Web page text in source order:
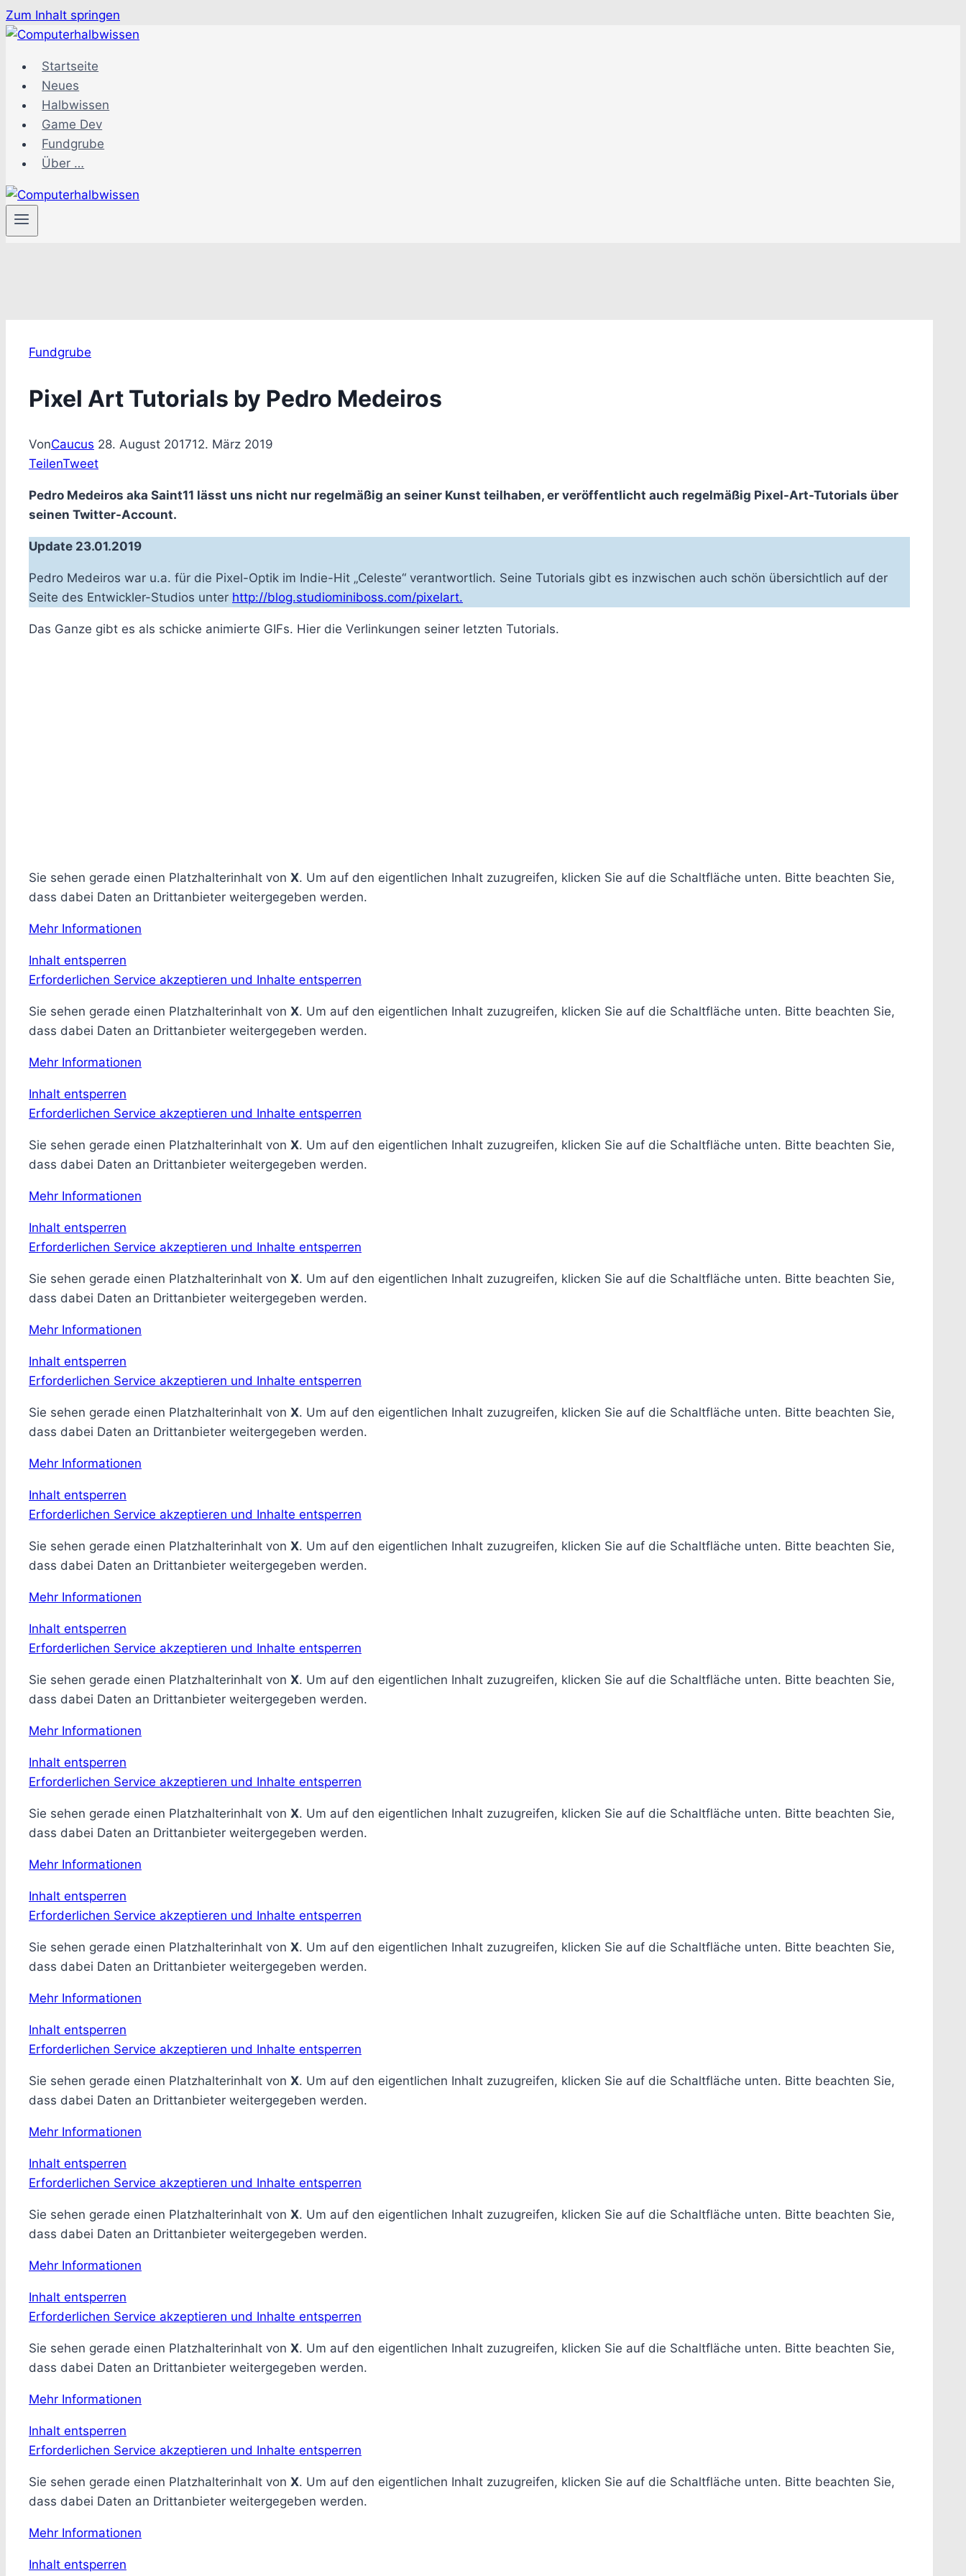
Zum Inhalt springen
Startseite
Neues
Halbwissen
Game Dev
Fundgrube
Über …
Fundgrube
Pixel Art Tutorials by Pedro Medeiros
VonCaucus 28. August 201712. März 2019
TeilenTweet
Pedro Medeiros aka Saint11 lässt uns nicht nur regelmäßig an seiner Kunst teilhaben, er veröffentlicht auch regelmäßig Pixel-Art-Tutorials über
seinen Twitter-Account.
Update 23.01.2019
Pedro Medeiros war u.a. für die Pixel-Optik im Indie-Hit „Celeste“ verantwortlich. Seine Tutorials gibt es inzwischen auch schön übersichtlich auf der
Seite des Entwickler-Studios unter http://blog.studiominiboss.com/pixelart.
Das Ganze gibt es als schicke animierte GIFs. Hier die Verlinkungen seiner letzten Tutorials.
Sie sehen gerade einen Platzhalterinhalt von X. Um auf den eigentlichen Inhalt zuzugreifen, klicken Sie auf die Schaltfläche unten. Bitte beachten Sie,
dass dabei Daten an Drittanbieter weitergegeben werden.
Mehr Informationen
Inhalt entsperren
Erforderlichen Service akzeptieren und Inhalte entsperren
Sie sehen gerade einen Platzhalterinhalt von X. Um auf den eigentlichen Inhalt zuzugreifen, klicken Sie auf die Schaltfläche unten. Bitte beachten Sie,
dass dabei Daten an Drittanbieter weitergegeben werden.
Mehr Informationen
Inhalt entsperren
Erforderlichen Service akzeptieren und Inhalte entsperren
Sie sehen gerade einen Platzhalterinhalt von X. Um auf den eigentlichen Inhalt zuzugreifen, klicken Sie auf die Schaltfläche unten. Bitte beachten Sie,
dass dabei Daten an Drittanbieter weitergegeben werden.
Mehr Informationen
Inhalt entsperren
Erforderlichen Service akzeptieren und Inhalte entsperren
Sie sehen gerade einen Platzhalterinhalt von X. Um auf den eigentlichen Inhalt zuzugreifen, klicken Sie auf die Schaltfläche unten. Bitte beachten Sie,
dass dabei Daten an Drittanbieter weitergegeben werden.
Mehr Informationen
Inhalt entsperren
Erforderlichen Service akzeptieren und Inhalte entsperren
Sie sehen gerade einen Platzhalterinhalt von X. Um auf den eigentlichen Inhalt zuzugreifen, klicken Sie auf die Schaltfläche unten. Bitte beachten Sie,
dass dabei Daten an Drittanbieter weitergegeben werden.
Mehr Informationen
Inhalt entsperren
Erforderlichen Service akzeptieren und Inhalte entsperren
Sie sehen gerade einen Platzhalterinhalt von X. Um auf den eigentlichen Inhalt zuzugreifen, klicken Sie auf die Schaltfläche unten. Bitte beachten Sie,
dass dabei Daten an Drittanbieter weitergegeben werden.
Mehr Informationen
Inhalt entsperren
Erforderlichen Service akzeptieren und Inhalte entsperren
Sie sehen gerade einen Platzhalterinhalt von X. Um auf den eigentlichen Inhalt zuzugreifen, klicken Sie auf die Schaltfläche unten. Bitte beachten Sie,
dass dabei Daten an Drittanbieter weitergegeben werden.
Mehr Informationen
Inhalt entsperren
Erforderlichen Service akzeptieren und Inhalte entsperren
Sie sehen gerade einen Platzhalterinhalt von X. Um auf den eigentlichen Inhalt zuzugreifen, klicken Sie auf die Schaltfläche unten. Bitte beachten Sie,
dass dabei Daten an Drittanbieter weitergegeben werden.
Mehr Informationen
Inhalt entsperren
Erforderlichen Service akzeptieren und Inhalte entsperren
Sie sehen gerade einen Platzhalterinhalt von X. Um auf den eigentlichen Inhalt zuzugreifen, klicken Sie auf die Schaltfläche unten. Bitte beachten Sie,
dass dabei Daten an Drittanbieter weitergegeben werden.
Mehr Informationen
Inhalt entsperren
Erforderlichen Service akzeptieren und Inhalte entsperren
Sie sehen gerade einen Platzhalterinhalt von X. Um auf den eigentlichen Inhalt zuzugreifen, klicken Sie auf die Schaltfläche unten. Bitte beachten Sie,
dass dabei Daten an Drittanbieter weitergegeben werden.
Mehr Informationen
Inhalt entsperren
Erforderlichen Service akzeptieren und Inhalte entsperren
Sie sehen gerade einen Platzhalterinhalt von X. Um auf den eigentlichen Inhalt zuzugreifen, klicken Sie auf die Schaltfläche unten. Bitte beachten Sie,
dass dabei Daten an Drittanbieter weitergegeben werden.
Mehr Informationen
Inhalt entsperren
Erforderlichen Service akzeptieren und Inhalte entsperren
Sie sehen gerade einen Platzhalterinhalt von X. Um auf den eigentlichen Inhalt zuzugreifen, klicken Sie auf die Schaltfläche unten. Bitte beachten Sie,
dass dabei Daten an Drittanbieter weitergegeben werden.
Mehr Informationen
Inhalt entsperren
Erforderlichen Service akzeptieren und Inhalte entsperren
Sie sehen gerade einen Platzhalterinhalt von X. Um auf den eigentlichen Inhalt zuzugreifen, klicken Sie auf die Schaltfläche unten. Bitte beachten Sie,
dass dabei Daten an Drittanbieter weitergegeben werden.
Mehr Informationen
Inhalt entsperren